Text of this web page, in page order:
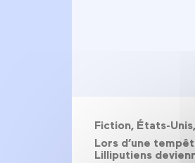
Fiction, États-
Lors d’une
Lilliputiens